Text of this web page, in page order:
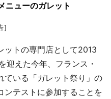
ニューのガレット
］
トの専門店として2013
迎えた今年、フランス・
ている「ガレット祭り」の
ンテストに参加することを